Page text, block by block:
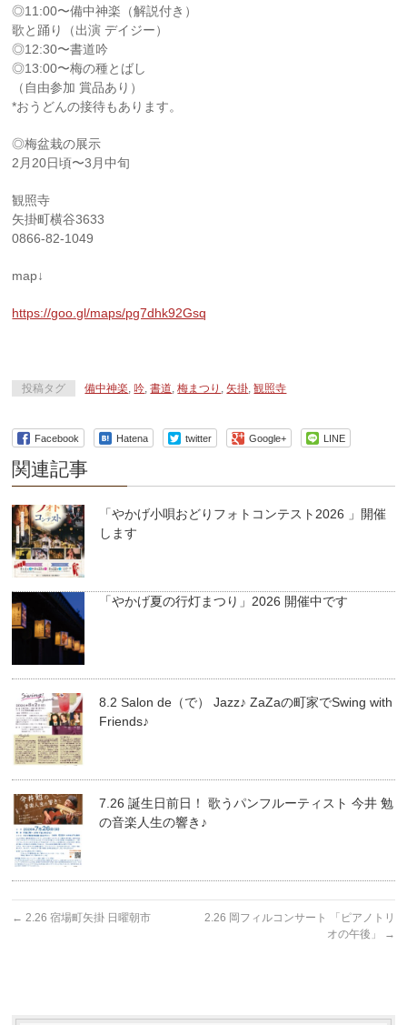
◎11:00〜備中神楽（解説付き）
歌と踊り（出演 デイジー）
◎12:30〜書道吟
◎13:00〜梅の種とばし
（自由参加 賞品あり）
*おうどんの接待もあります。
◎梅盆栽の展示
2月20日頃〜3月中旬
観照寺
矢掛町横谷3633
0866-82-1049
map↓
https://goo.gl/maps/pg7dhk92Gsq
投稿タグ 備中神楽,吟,書道,梅まつり ,矢掛,観照寺
Facebook Hatena twitter Google+ LINE
関連記事
「やかげ小唄おどりフォトコンテスト2026 」開催
します
「やかげ夏の行灯まつり」2026 開催中です
8.2 Salon de（で） Jazz♪ ZaZaの町家でSwing with
Friends♪
7.26 誕生日前日！ 歌うパンフルーティスト 今井 勉
の音楽人生の響き♪
← 2.26 宿場町矢掛 日曜朝市
2.26 岡フィルコンサート 「ピアノトリ
オの午後」
→